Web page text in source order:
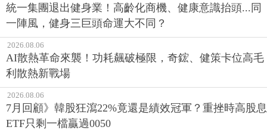
統一集團退出健身業！高齡化商機、健康意識抬頭...同
一陣風，健身三巨頭命運大不同？
2026.08.06
AI散熱革命來襲！功耗飆破極限，奇鋐、健策卡位高毛
利散熱新戰場
2026.08.06
7月回顧》韓股狂瀉22%竟還是績效冠軍？重挫時高股息
ETF只剩一檔贏過0050